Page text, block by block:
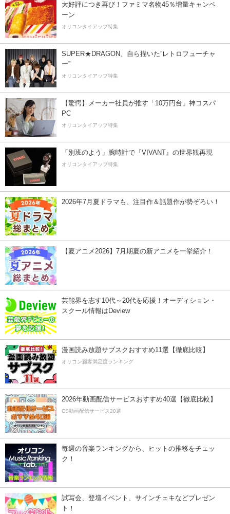
大好評につき再び！ファミマ名物45％増量キャンペ
ーン
オリコンタイアップ特集
SUPER★DRAGON、自ら描いた”レトロフューチャ
ー”
オリコンタイアップ特集
【驚愕】メーカー社員が推す「10万円台」神コスパ
PC
オリコンタイアップ特集
「別班のよう」腕時計で『VIVANT』の世界観再現
オリコンタイアップ特集
2026年7月夏ドラマも、注目作＆話題作が勢ぞろい！
【夏アニメ2026】7月期夏の新アニメを一挙紹介！
芸能界を志す10代～20代を応援！オーディション・
スクール情報はDeview
漫画読み放題サブスクおすすめ11選【徹底比較】
オリコン顧客満足度ランキング
2026年動画配信サービスおすすめ40選【徹底比較】
CS動画配信サービス20選
毎週の音楽ランキングから、ヒットの推移をチェッ
ク！
試写会、登壇イベント、サインチェキなどプレゼン
ト！